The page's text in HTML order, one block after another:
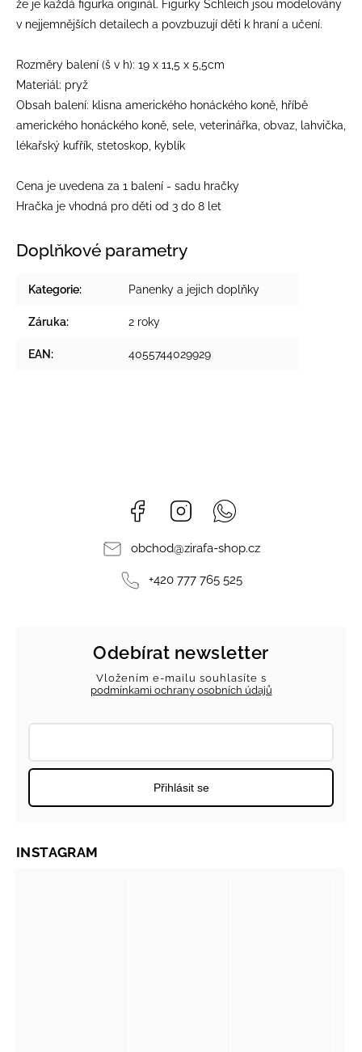
že je každá figurka originál. Figurky Schleich jsou modelovány
v nejjemnějších detailech a povzbuzují děti k hraní a učení.
Rozměry balení (š v h): 19 x 11,5 x 5,5cm
Materiál: pryž
Obsah balení: klisna amerického honáckého koně, hříbě
amerického honáckého koně, sele, veterinářka, obvaz, lahvička,
lékařský kufřík, stetoskop, kyblík
Cena je uvedena za 1 balení - sadu hračky
Hračka je vhodná pro děti od 3 do 8 let
Doplňkové parametry
Kategorie: Panenky a jejich doplňky
Záruka: 2 roky
EAN: 4055744029929
Facebook Instagram
obchod@zirafa-shop.cz
+420 777 765 525
Odebírat newsletter
Vložením e-mailu souhlasíte s
podmínkami ochrany osobních údajů
Přihlásit se
INSTAGRAM